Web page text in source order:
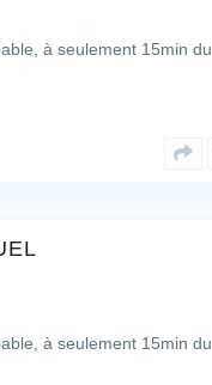
à seulement 15min du
à seulement 15min du